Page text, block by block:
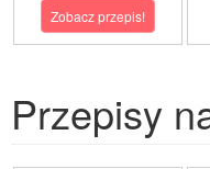
Zobacz przepis!
Przepisy